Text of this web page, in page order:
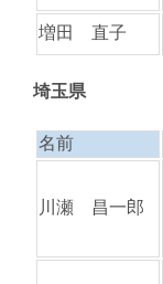
増田 直子
埼玉県
名前
川瀬 昌一郎